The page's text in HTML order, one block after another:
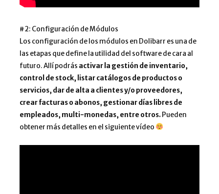
#2: Configuración de Módulos
Los configuración de los módulos en Dolibarr es una de
las etapas que define la utilidad del software de cara al
futuro. Allí podrás activar la gestión de inventario,
control de stock, listar catálogos de productos o
servicios, dar de alta a clientes y/o proveedores,
crear facturas o abonos, gestionar días libres de
empleados, multi-monedas, entre otros. Pueden
obtener más detalles en el siguiente vídeo